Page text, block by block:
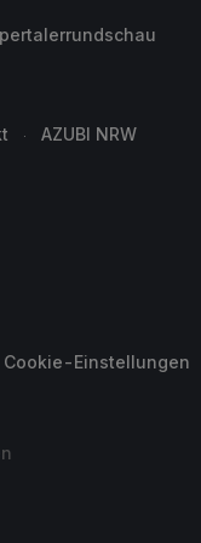
AZUBI NRW
Cookie-Einstellungen